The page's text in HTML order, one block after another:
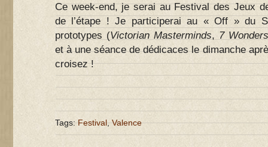
Ce week-end, je serai au Festival des Jeux
de l’étape ! Je participerai au « Off » du
prototypes (Victorian Masterminds, 7
et à une séance de dédicaces le dimanche
croisez !
Tags:Festival,Valence